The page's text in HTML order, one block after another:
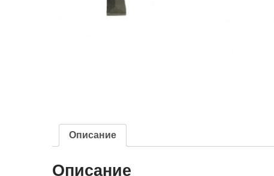
Описание
Описание